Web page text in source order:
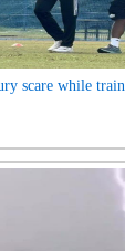
scare while